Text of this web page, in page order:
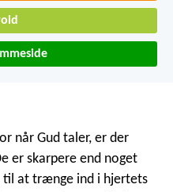
når Gud taler, er der
er skarpere end noget
at trænge ind i hjertets